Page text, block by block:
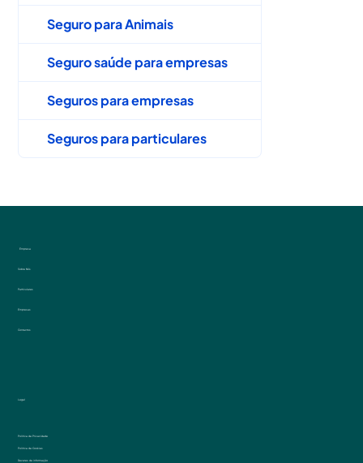
Seguro para Animais
Seguro saúde para empresas
Seguros para empresas
Seguros para particulares
Empresa
Sobre Nós
Particulares
Empresas
Contactos
Legal
Politica de Privacidade
Politica de Cookies
Deveres de informação